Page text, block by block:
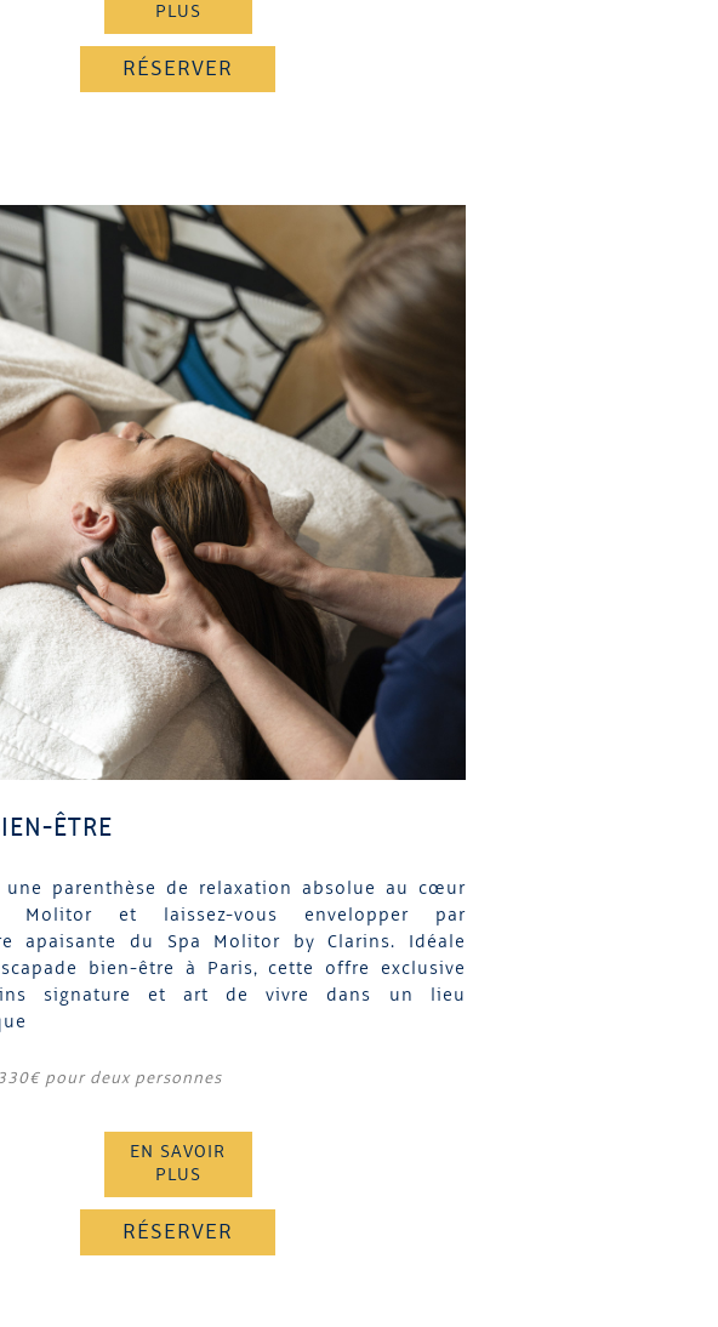
PLUS
RÉSERVER
ÊTRE
une parenthèse de relaxation absolue au cœur
Molitor et laissez-vous envelopper par
apaisante du Spa Molitor by Clarins. Idéale
bien-être à Paris, cette offre exclusive
signature et art de vivre dans un lieu
pour deux personnes
EN SAVOIR
PLUS
RÉSERVER